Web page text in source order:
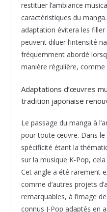
restituer l’ambiance
caractéristiques du
adaptation évitera les
peuvent diluer l’intensité
fréquemment abordé
manière régulière, comme
Adaptations d’œuvres
tradition japonaise
Le passage du manga à
pour toute œuvre. Dans le
spécificité étant la
sur la musique K-Pop,
Cet angle a été rarement
comme d’autres projets
remarquables, à l’image de
connus J-Pop adaptés en